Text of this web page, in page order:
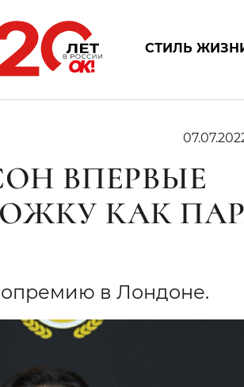
СТИЛЬ
ВПЕРВЫЕ
КАК
в Лондоне.